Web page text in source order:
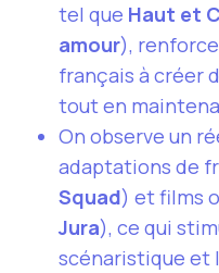
tel que Haut et
amour),
français à créer
tout en
On observe un
adaptations de
Squad) et films
Jura), ce qui
scénaristique et